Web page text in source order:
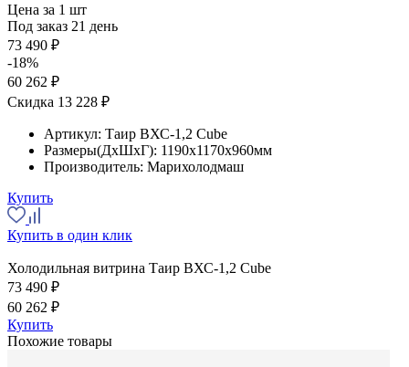
Цена за 1 шт
Под заказ 21 день
73 490 ₽
-18%
60 262 ₽
Скидка 13 228 ₽
Артикул: Таир ВХС-1,2 Cube
Размеры(ДхШхГ): 1190x1170x960мм
Производитель: Марихолодмаш
Купить
Купить в один клик
Холодильная витрина Таир ВХС-1,2 Cube
73 490 ₽
60 262 ₽
Купить
Похожие товары